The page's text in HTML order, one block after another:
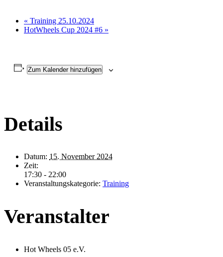
« Training 25.10.2024
HotWheels Cup 2024 #6 »
Zum Kalender hinzufügen
Details
Datum: 15. November 2024
Zeit:
17:30 - 22:00
Veranstaltungskategorie: Training
Veranstalter
Hot Wheels 05 e.V.